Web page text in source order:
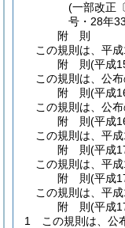
(一部改正
号・28年
附 則
この規則は、平
附 則(平成
この規則は、公
附 則(平成
この規則は、公
附 則(平成
この規則は、平
附 則(平成
この規則は、平
附 則(平成
この規則は、平
附 則(平成
1
この規則は、公